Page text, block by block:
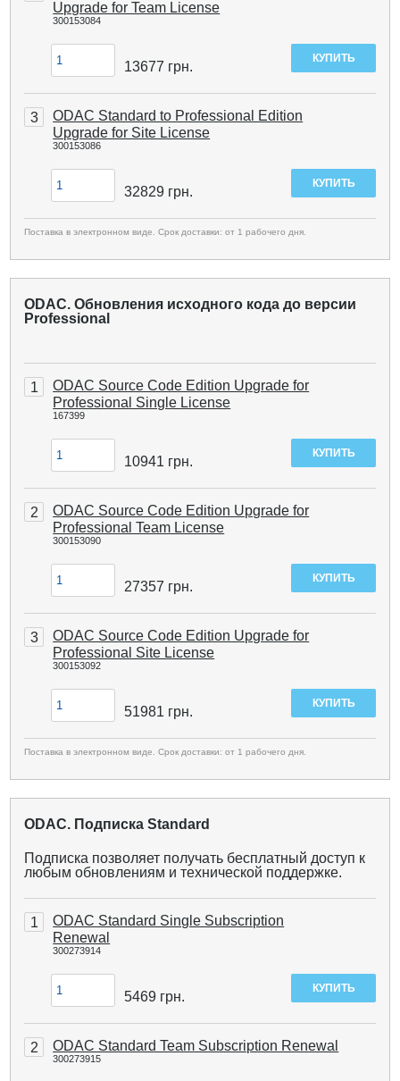
Upgrade for Team License
300153084
13677 грн.
3
ODAC Standard to Professional Edition
Upgrade for Site License
300153086
32829 грн.
Поставка в электронном виде. Срок доставки: от 1 рабочего дня.
ODAC. Обновления исходного кода до версии
Professional
1
ODAC Source Code Edition Upgrade for
Professional Single License
167399
10941 грн.
2
ODAC Source Code Edition Upgrade for
Professional Team License
300153090
27357 грн.
3
ODAC Source Code Edition Upgrade for
Professional Site License
300153092
51981 грн.
Поставка в электронном виде. Срок доставки: от 1 рабочего дня.
ODAC. Подписка Standard
Подписка позволяет получать бесплатный доступ к
любым обновлениям и технической поддержке.
1
ODAC Standard Single Subscription
Renewal
300273914
5469 грн.
2 ODAC Standard Team Subscription Renewal
300273915